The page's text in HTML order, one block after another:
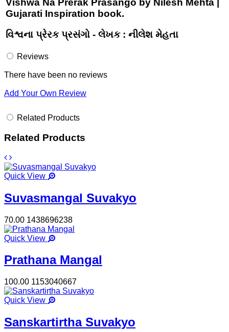
Vishwa Na Prerak Prasango by Nilesh Mehta |
Gujarati Inspiration book.
વિશ્વના પ્રેરક પ્રસંગો - લેખક : નીલેશ મેહતા
Reviews
There have been no reviews
Add Your Own Review
Related Products
Related Products
Quick View
Suvasmangal Suvakyo
70.00 1438696238
Quick View
Prathana Mangal
100.00 1153040667
Quick View
Sanskartirtha Suvakyo